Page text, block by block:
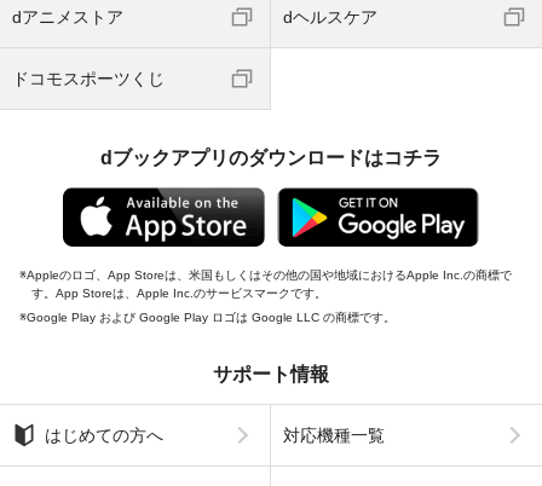
dアニメストア dヘルスケア
ドコモスポーツくじ
dブックアプリのダウンロードはコチラ
Appleのロゴ、App Storeは、米国もしくはその他の国や地域におけるApple Inc.の商標で
す。App Storeは、Apple Inc.のサービスマークです。
Google Play および Google Play ロゴは Google LLC の商標です。
サポート情報
はじめての方へ 対応機種一覧